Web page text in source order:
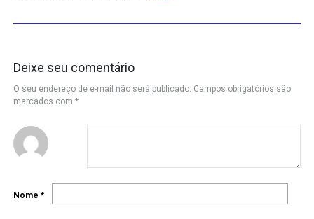
Deixe seu comentário
O seu endereço de e-mail não será publicado. Campos obrigatórios são
marcados com *
Nome *